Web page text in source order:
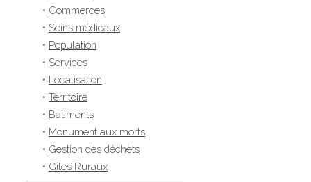
• Commerces
• Soins médicaux
• Population
• Services
• Localisation
•Territoire
• Batiments
• Monument aux morts
• Gestion des déchets
• Gîtes Ruraux